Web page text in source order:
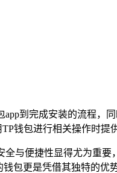
到完成安装的流程，
钱包进行相关操作时提
与便捷性显得尤为重要
包更是凭借其独特的优